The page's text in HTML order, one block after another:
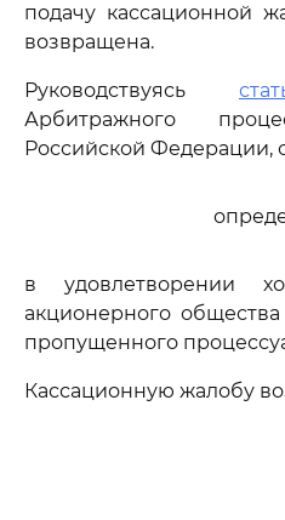
подачу кассационной
возвращена.
Руководствуясь
Арбитражного
Российской Федерации,
в удовлетворении
акционерного
пропущенного
Кассационную жалобу